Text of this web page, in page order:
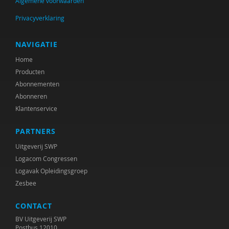
Anne Bijlsma
A.M. Bijman-Schulte
Arjan Bolt
Rudy Bonnet
H.W. van den Borne
Luc Brants
René Breuk
Sonja Brouwers
Daan Brugman
Myriam de Bruijn-Lückers
Privacyverklaring
NAVIGATIE
Home
Producten
Abonnementen
Abonneren
Klantenservice
PARTNERS
Uitgeverij SWP
Logacom Congressen
Logavak Opleidingsgroep
Zesbee
CONTACT
BV Uitgeverij SWP